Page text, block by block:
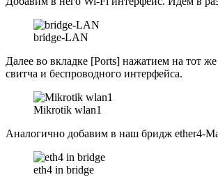
bridge-LAN
Далее во вкладке [Ports] нажатием на тот
свитча и беспроводного интерфейса.
Mikrotik wlan1
Аналогично добавим в наш бридж ether4-
eth4 in bridge